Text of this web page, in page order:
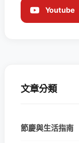
Youtube
文章分類
節慶與生活指南